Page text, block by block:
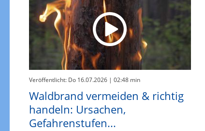
Veröffentlicht: Do 16.07.2026| 02:48 min
Waldbrand vermeiden & richtig
handeln: Ursachen,
Gefahrenstufen...